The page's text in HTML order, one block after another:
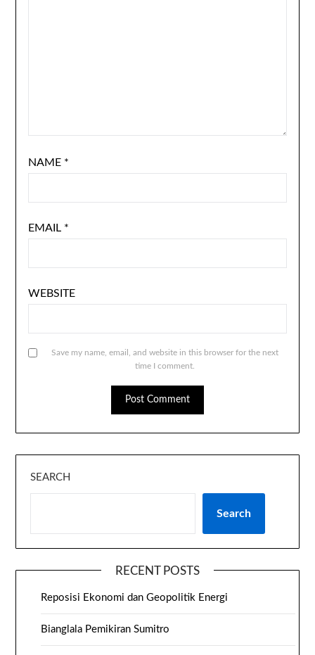
NAME *
EMAIL *
WEBSITE
Save my name, email, and website in this browser for the next
time I comment.
SEARCH
Search
RECENT POSTS
Reposisi Ekonomi dan Geopolitik Energi
Bianglala Pemikiran Sumitro